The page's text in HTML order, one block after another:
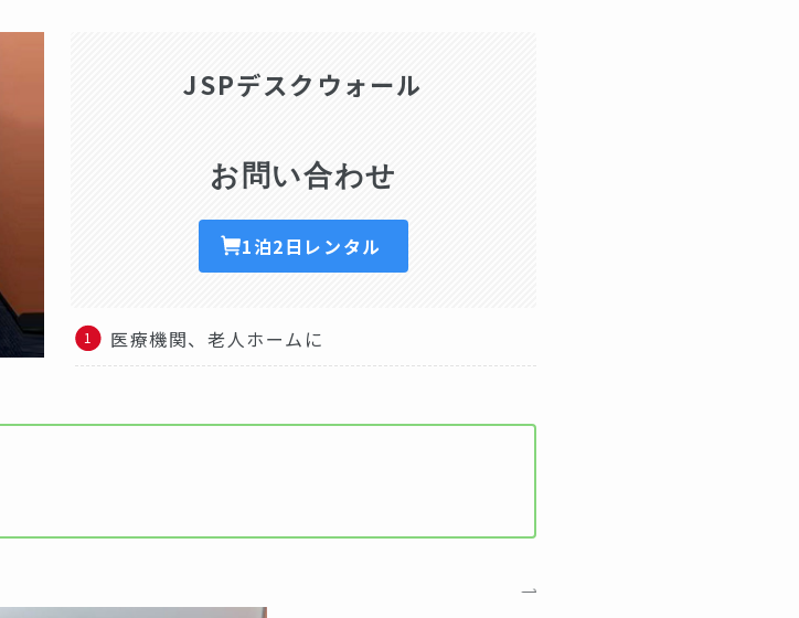
JSPデスクウォール
お問い合わせ
1泊2日レンタル
医療機関、老人ホームに